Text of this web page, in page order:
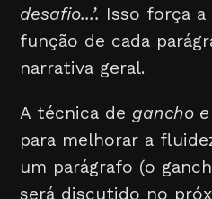
desafio...’. Isso força a
função de cada
narrativa geral.
A técnica de gancho
para melhorar a
um parágrafo (o
será discutido no